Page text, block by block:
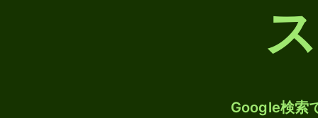
Google検索